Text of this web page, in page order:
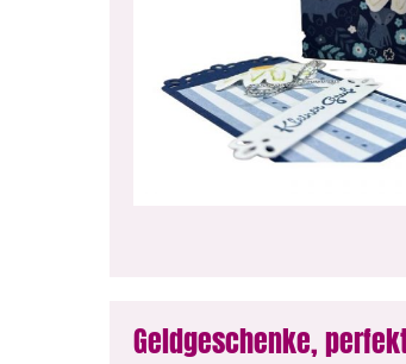
Geldgeschenke,